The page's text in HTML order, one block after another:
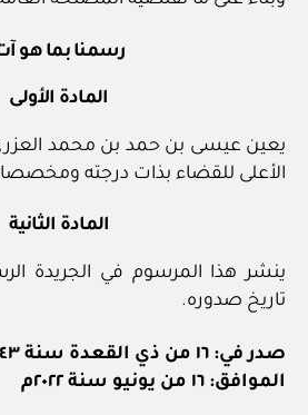
رسمنا بما هو
المادة الأولى
يعين عيسى بن حمد بن محمد
الأعلى للقضاء بذات درجته
المادة الثانية
ينشر هذا المرسوم في الجريدة
تاريخ صدوره.
صدر في: ١٦ من ذي القعدة سنة ١٤٤٣هـ
الموافق: ١٦ من يونيو سنة ٢٠٢٢م